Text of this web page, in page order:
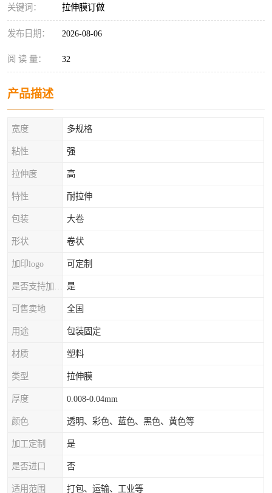
关键词： 拉伸膜订做
发布日期： 2026-08-06
阅 读 量： 32
产品描述
宽度 多规格
粘性 强
拉伸度 高
特性 耐拉伸
包装 大卷
形状 卷状
加印logo 可定制
是
可售卖地 全国
用途 包装固定
材质 塑料
类型 拉伸膜
厚度 0.008-0.04mm
颜色 透明、彩色、蓝色、黑色、黄色等
加工定制 是
是否进口 否
适用范围 打包、运输、工业等